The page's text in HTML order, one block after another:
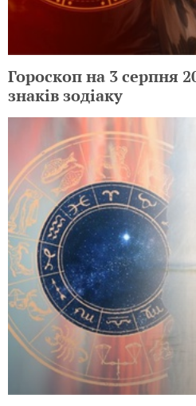
Гороскоп на 3 серпня
знаків зодіаку